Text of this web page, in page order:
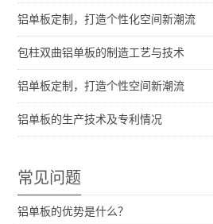
铝单板定制，打造个性化空间新潮流
包柱双曲铝单板的制造工艺与技术
铝单板定制，打造个性空间新潮流
铝单板的生产技术及专利情况
常见问题
铝单板的优势是什么？